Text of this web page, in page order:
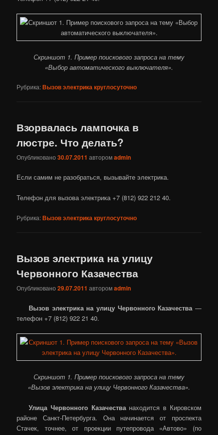
Скриншот 1. Пример поискового запроса на тему
«Выбор автоматического выключателя».
Рубрика:Вызов электрика круглосуточно
Взорвалась лампочка в
люстре. Что делать?
Опубликовано30.07.2011 авторомadmin
Если самим не разобраться, вызывайте электрика.
Телефон для вызова электрика +7 (812) 922 212 40.
Рубрика:Вызов электрика круглосуточно
Вызов электрика на улицу
Червонного Казачества
Опубликовано29.07.2011 авторомadmin
Вызов электрика на улицу Червонного Казачества—
телефон +7 (812) 922 21 40.
Скриншот 1. Пример поискового запроса на тему
«Вызов электрика на улицу Червонного Казачества».
Улица Червонного Казачестванаходится в Кировском
районе Санкт-Петербурга. Она начинается от проспекта
Стачек, точнее, от проекции путепровода «Автово» (по